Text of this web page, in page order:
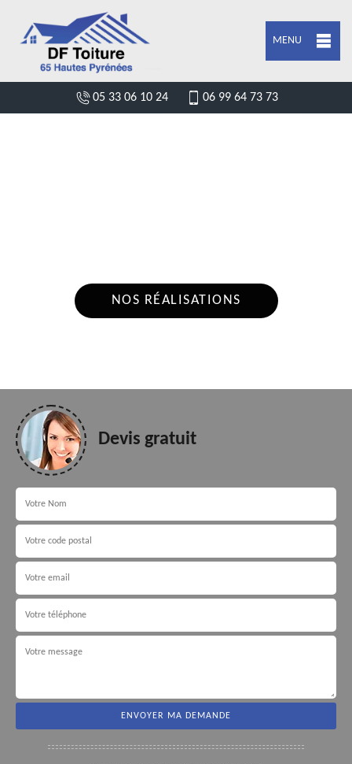
MENU
05 33 06 10 24 06 99 64 73 73
NOS RÉALISATIONS
Devis gratuit